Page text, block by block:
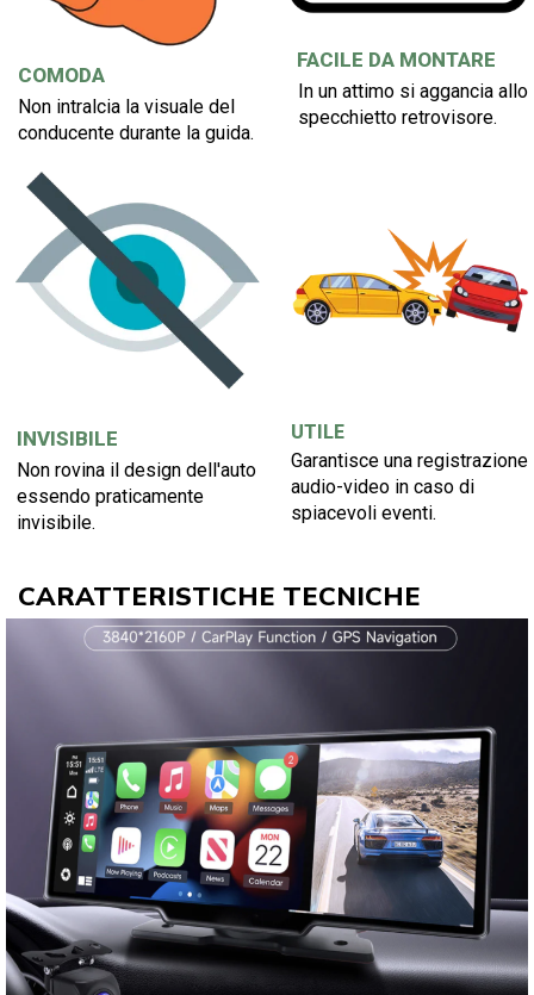
COMODA
Non intralcia la visuale del
conducente durante la guida.
FACILE DA MONTARE
In un attimo si aggancia allo
specchietto retrovisore.
INVISIBILE
Non rovina il design dell'auto
essendo praticamente
invisibile.
UTILE
Garantisce una registrazione
audio-video in caso di
spiacevoli eventi.
CARATTERISTICHE TECNICHE